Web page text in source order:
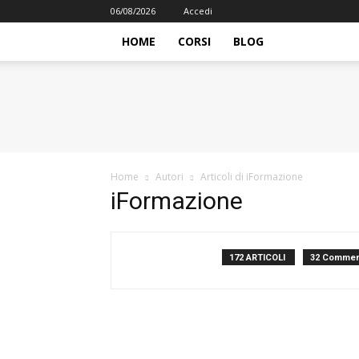
06/08/2026 Accedi
HOME CORSI BLOG
Home Autori Articoli di iFormazione
iFormazione
172 ARTICOLI 32